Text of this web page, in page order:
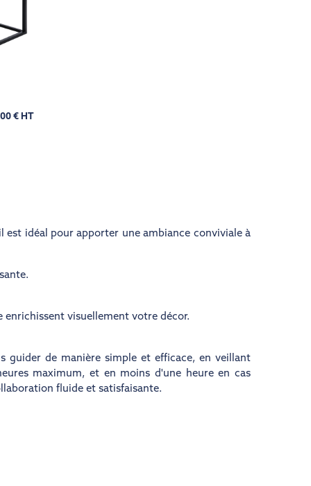
€ HT
est idéal pour apporter une ambiance conviviale à
enrichissent visuellement votre décor.
guider de manière simple et efficace, en veillant
maximum, et en moins d'une heure en cas
fluide et satisfaisante.